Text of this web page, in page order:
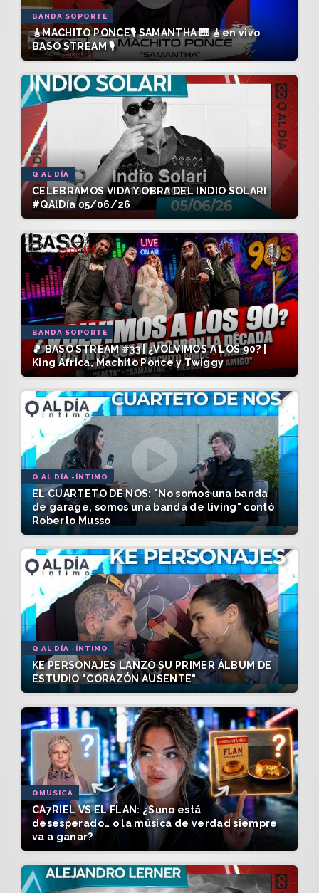
BANDA SOPORTE
🎸MACHITO PONCE🎙️ SAMANTHA 🎹 🎸en vivo
BASO STREAM 🎙️
Q AL DÍA
CELEBRAMOS VIDA Y OBRA DEL INDIO SOLARI
#QAlDía 05/06/26
BANDA SOPORTE
🎵 BASO STREAM #33 | ¿VOLVIMOS A LOS 90? |
King África, Machito Ponce y Twiggy
Q AL DÍA -ÍNTIMO
EL CUARTETO DE NOS: "No somos una banda
de garage, somos una banda de living" contó
Roberto Musso
Q AL DÍA -ÍNTIMO
KE PERSONAJES LANZÓ SU PRIMER ÁLBUM DE
ESTUDIO "CORAZÓN AUSENTE"
QMUSICA
CA7RIEL VS EL FLAN: ¿Suno está
desesperado… o la música de verdad siempre
va a ganar?